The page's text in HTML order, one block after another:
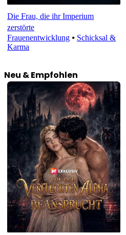
Die Frau, die ihr Imperium
zerstörte
Frauenentwicklung ⦁ Schicksal &
Karma
Neu & Empfohlen